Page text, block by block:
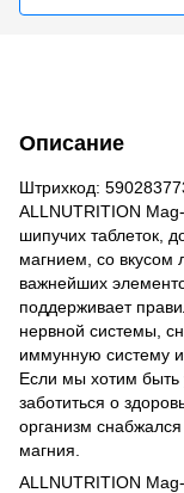
Описание
Штрихкод:
ALLNUTRITION
шипучих таблеток,
магнием, со вкусом
важнейших
поддерживает
нервной системы,
иммунную систему и
Если мы хотим
заботиться о
организм
магния.
ALLNUTRITION